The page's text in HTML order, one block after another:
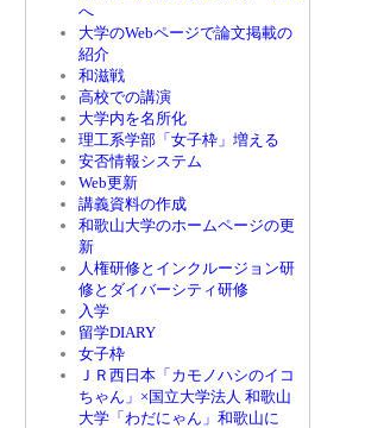
へ
大学のWebページで論文掲載の
紹介
和滋戦
高校での講演
大学内を名所化
理工系学部「女子枠」増える
安否情報システム
Web更新
講義資料の作成
和歌山大学のホームページの更
新
人権研修とインクルージョン研
修とダイバーシティ研修
入学
留学DIARY
女子枠
ＪＲ西日本「カモノハシのイコ
ちゃん」×国立大学法人 和歌山
大学「わだにゃん」和歌山に